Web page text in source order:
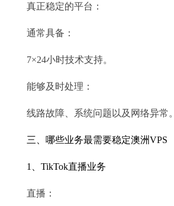
真正稳定的平台：
通常具备：
7×24小时技术支持。
能够及时处理：
线路故障、系统问题以及网络异常。
三、哪些业务最需要稳定澳洲VPS
1、TikTok直播业务
直播：